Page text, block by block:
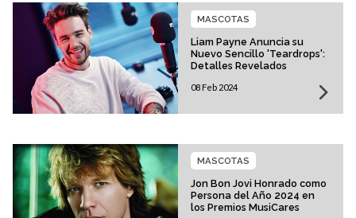
Liam Payne Anuncia su
Nuevo Sencillo 'Teardrops':
Detalles Revelados
MASCOTAS
08 Feb 2024
Jon Bon Jovi Honrado como
Persona del Año 2024 en
los Premios MusiCares
MASCOTAS